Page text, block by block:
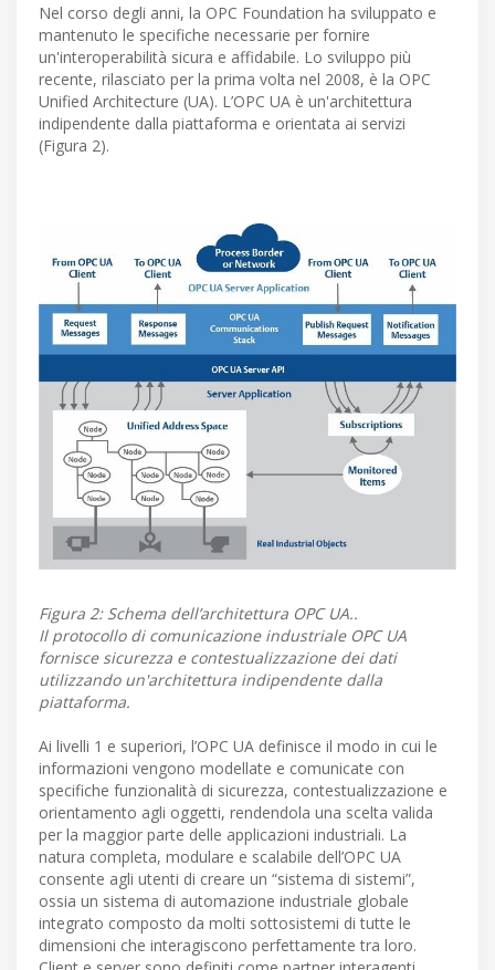
Nel corso degli anni, la OPC Foundation ha sviluppato e
mantenuto le specifiche necessarie per fornire
un'interoperabilità sicura e affidabile. Lo sviluppo più
recente, rilasciato per la prima volta nel 2008, è la OPC
Unified Architecture (UA). L’OPC UA è un'architettura
indipendente dalla piattaforma e orientata ai servizi
(Figura 2).
Figura 2: Schema dell’architettura OPC UA..
Il protocollo di comunicazione industriale OPC UA
fornisce sicurezza e contestualizzazione dei dati
utilizzando un'architettura indipendente dalla
piattaforma.
Ai livelli 1 e superiori, l’OPC UA definisce il modo in cui le
informazioni vengono modellate e comunicate con
specifiche funzionalità di sicurezza, contestualizzazione e
orientamento agli oggetti, rendendola una scelta valida
per la maggior parte delle applicazioni industriali. La
natura completa, modulare e scalabile dell’OPC UA
consente agli utenti di creare un “sistema di sistemi”,
ossia un sistema di automazione industriale globale
integrato composto da molti sottosistemi di tutte le
dimensioni che interagiscono perfettamente tra loro.